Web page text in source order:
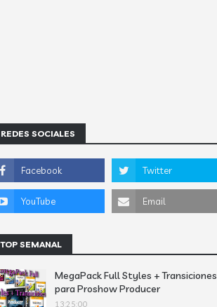
REDES SOCIALES
TOP SEMANAL
MegaPack Full Styles + Transiciones
para Proshow Producer
13:25:00